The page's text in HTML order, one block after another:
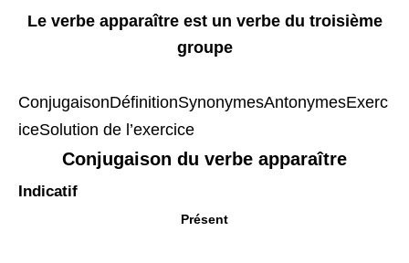
Le verbe apparaître est un verbe du troisième
groupe
ConjugaisonDéfinitionSynonymesAntonymesExerc
iceSolution de l’exercice
Conjugaison du verbe apparaître
Indicatif
Présent